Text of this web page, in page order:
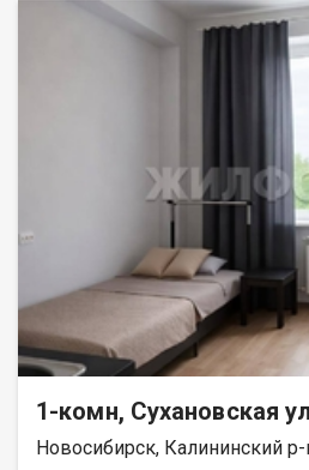
обеспечивая лёгкий доступ в
активного отдыха порадует
минут пешком) и лыжной базы (10
собственник взрослый, нет
остаётся новым владельцам, что
наслаждаться комфортом и уютом.
купить квартиру в Пашино? Звоните
177198 Номер в базе: 9957956
1-комн, Сухановская
Новосибирск, Калининский